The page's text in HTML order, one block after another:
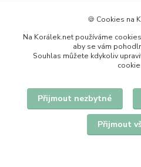
Upravit sběr
🍪 Cookies na
Na Korálek.net používáme
aby se vám
Souhlas můžete kdykoliv
Přijmout nezbytné
Přijmout